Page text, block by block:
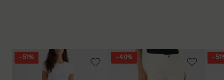
- 51% - 40% -